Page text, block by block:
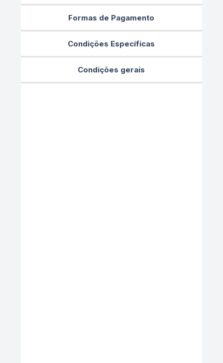
Formas de Pagamento
Condições Específicas
Condições gerais